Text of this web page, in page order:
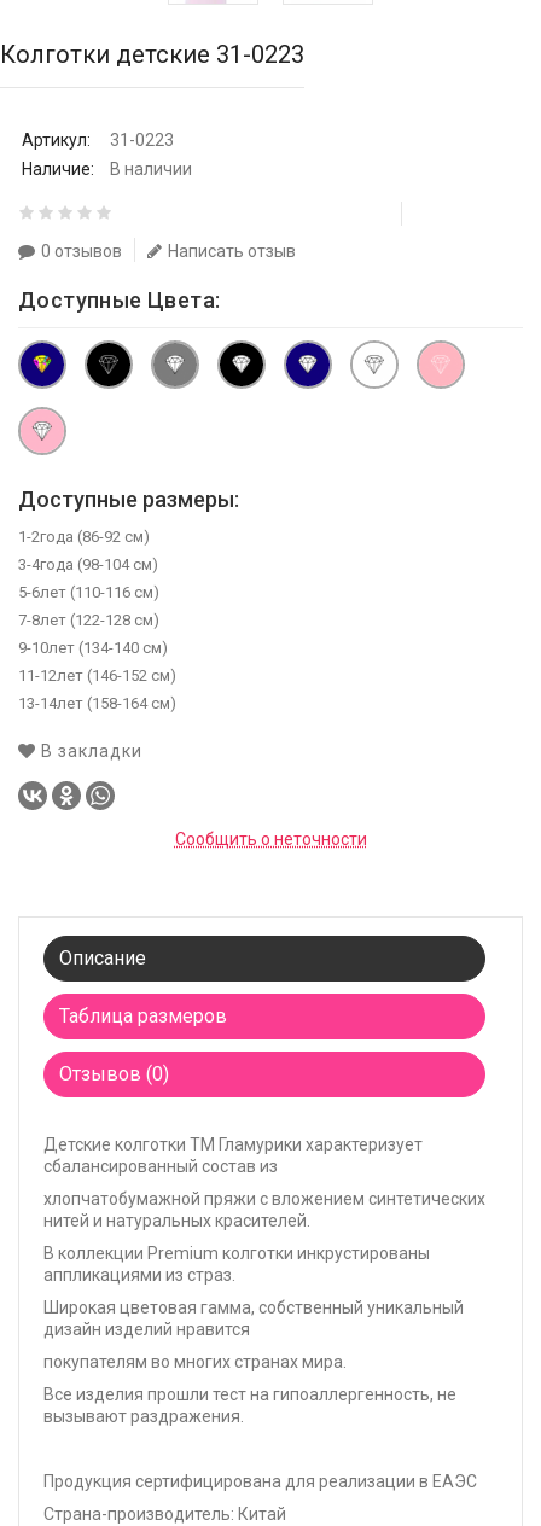
Колготки детские 31-0223
Артикул:
31-0223
Наличие:
В наличии
0 отзывов Написать отзыв
Доступные Цвета:
Доступные размеры:
1-2года (86-92 см)
3-4года (98-104 см)
5-6лет (110-116 см)
7-8лет (122-128 см)
9-10лет (134-140 см)
11-12лет (146-152 см)
13-14лет (158-164 см)
В закладки
Сообщить о неточности
Описание
Таблица размеров
Отзывов (0)
Детские колготки ТМ Гламурики характеризует
сбалансированный состав из
хлопчатобумажной пряжи с вложением синтетических
нитей и натуральных красителей.
В коллекции Premium колготки инкрустированы
аппликациями из страз.
Широкая цветовая гамма, собственный уникальный
дизайн изделий нравится
покупателям во многих странах мира.
Все изделия прошли тест на гипоаллергенность, не
вызывают раздражения.
Продукция сертифицирована для реализации в ЕАЭС
Страна-производитель: Китай